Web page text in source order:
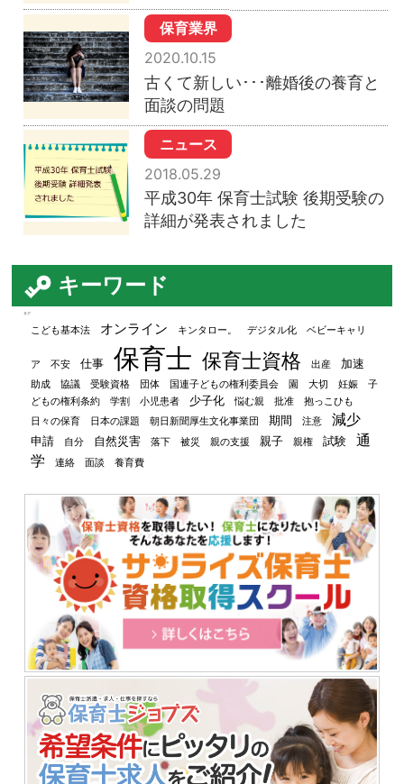
保育業界
2020.10.15
古くて新しい･･･離婚後の養育と
面談の問題
ニュース
2018.05.29
平成30年 保育士試験 後期受験の
詳細が発表されました
キーワード
タグ
こども基本法 オンライン キンタロー。 デジタル化 ベビーキャリ
ア 不安 仕事 保育士 保育士資格 出産 加速
助成 協議 受験資格 団体 国連子どもの権利委員会 園 大切 妊娠
子
どもの権利条約
学割 小児患者 少子化 悩む親 批准
抱っこひも
日々の保育
日本の課題 朝日新聞厚生文化事業団 期間 注意 減少
申請 自分 自然災害 落下 被災 親の支援 親子 親権 試験
通
学
連絡 面談 養育費